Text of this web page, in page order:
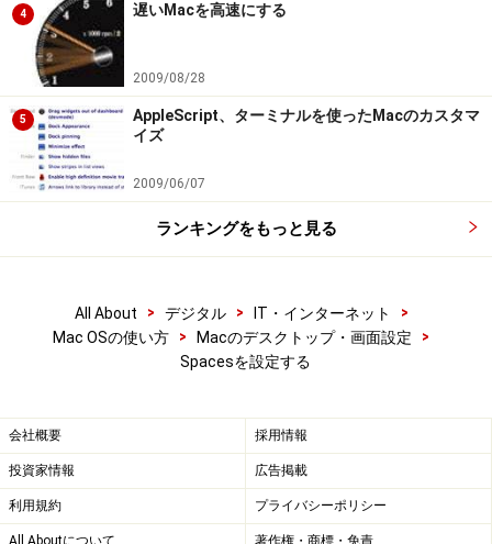
ーを押すと、すべてのデスクトップの表示が解除されて
しまいます。
すべてのデスクトップにあるすべてのウインドウがわかりま
す（クリックで拡大）
●すべてのウインドウをデスクトップの1番（左上端）に
F19キーなどですべてのデスクトップを表示し、キーボ
ードの「C」を押します。
F19キーなどですべてのデスクトップを表示させたあ
と、ウインドウ以外の部分をドラッグすることでデスク
トップの配置を変更することができます。ただし、すべ
てのデスクトップを表示させた直後は選択中のデスクト
4 遅いMacを高速にする
2009/08/28
5
AppleScript、ターミナルを使ったMacのカスタマ
イズ
2009/06/07
ランキングをもっと見る
All About > デジタル > IT・インターネット
>
Mac OSの使い方
> Macのデスクトップ・画面設定
>
Spacesを設定する
会社概要 採用情報
投資家情報 広告掲載
利用規約 プライバシーポリシー